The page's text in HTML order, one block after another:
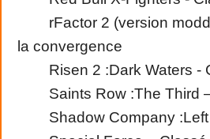
rFactor 2 (version
la convergence
Risen 2 :Dark Waters -
Saints Row :The Third –
Shadow Company :Left